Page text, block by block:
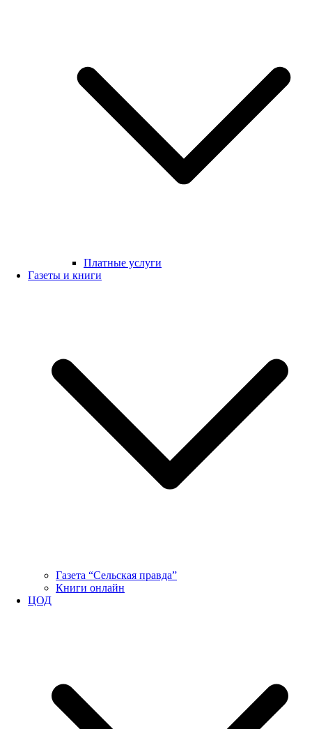
Платные услуги
Газеты и книги
Газета “Сельская правда”
Книги онлайн
ЦОД